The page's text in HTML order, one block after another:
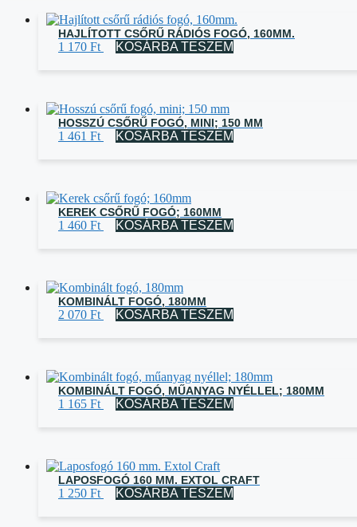
HAJLÍTOTT CSŐRŰ RÁDIÓS FOGÓ, 160MM.
1 170 Ft KOSÁRBA TESZEM
HOSSZÚ CSŐRŰ FOGÓ, MINI; 150 MM
1 461 Ft KOSÁRBA TESZEM
KEREK CSŐRŰ FOGÓ; 160MM
1 460 Ft KOSÁRBA TESZEM
KOMBINÁLT FOGÓ, 180MM
2 070 Ft KOSÁRBA TESZEM
KOMBINÁLT FOGÓ, MŰANYAG NYÉLLEL; 180MM
1 165 Ft KOSÁRBA TESZEM
LAPOSFOGÓ 160 MM. EXTOL CRAFT
1 250 Ft KOSÁRBA TESZEM